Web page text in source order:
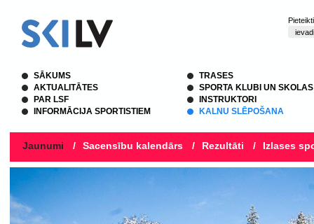
SĀKUMS
AKTUALITĀTES
PAR LSF
INFORMĀCIJA SPORTISTIEM
TRASES
SPORTA KLUBI UN SKOLAS
INSTRUKTORI
KALNU SLĒPOŠANA
Jaunumi / Sacensību kalendārs / Rezultāti / Izlases